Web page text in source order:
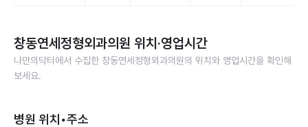
창동연세정형외과의원 위치·영업시간
나만의닥터에서 수집한 창동연세정형외과의원의 위치와 영업시간을 확인해
보세요.
병원 위치•주소